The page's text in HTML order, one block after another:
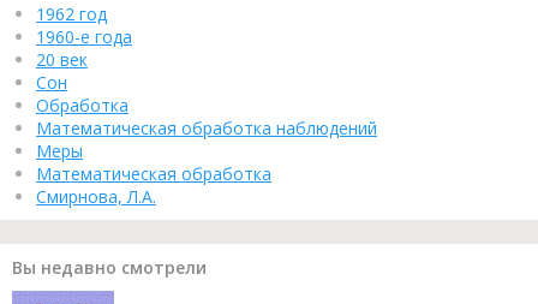
1962 год
1960-е года
20 век
Сон
Обработка
Математическая обработка наблюдений
Меры
Математическая обработка
Смирнова, Л.А.
Вы недавно смотрели